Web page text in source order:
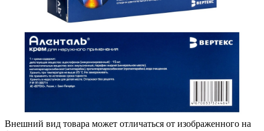
Внешний вид товара может отличаться от изображенного на